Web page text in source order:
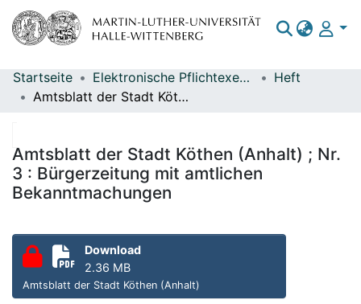
Bereiche & Sammlungen
Statistiken
Startseite Elektronische Pflichtexemplare
Heft
Amtsblatt der Stadt Köthen (Anhalt) ; Nr. 3 : Bürgerzeitung mit amtlichen Bekanntmachungen
Amtsblatt der Stadt Köthen (Anhalt) ; Nr.
3 : Bürgerzeitung mit amtlichen
Bekanntmachungen
Download
2.36 MB
Amtsblatt der Stadt Köthen (Anhalt)